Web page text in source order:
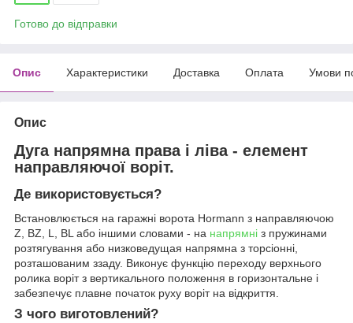
Готово до відправки
Опис Характеристики Доставка Оплата Умови
Опис
Дуга напрямна права і ліва - елемент
направляючої воріт.
Де використовується?
Встановлюється на гаражні ворота Hormann з направляючою
Z, BZ, L, BL або іншими словами - на напрямні з пружинами
розтягування або низковедущая напрямна з торсіонні,
розташованим ззаду. Виконує функцію переходу верхнього
ролика воріт з вертикального положення в горизонтальне і
забезпечує плавне початок руху воріт на відкриття.
З чого виготовлений?